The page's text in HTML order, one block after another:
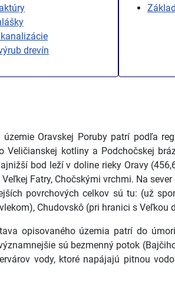
drevín
územie Oravskej Poruby patrí podľa
Veličianskej kotliny a Podchočskej
bod leží v doline rieky Oravy
Veľkej Fatry, Chočskými vrchmi. Na
povrchových celkov sú tu: (už
Chudovskô (pri hranici s Veľkou
opisovaného územia patrí do
sú bezmenný potok
vody, ktoré napájajú pitnou